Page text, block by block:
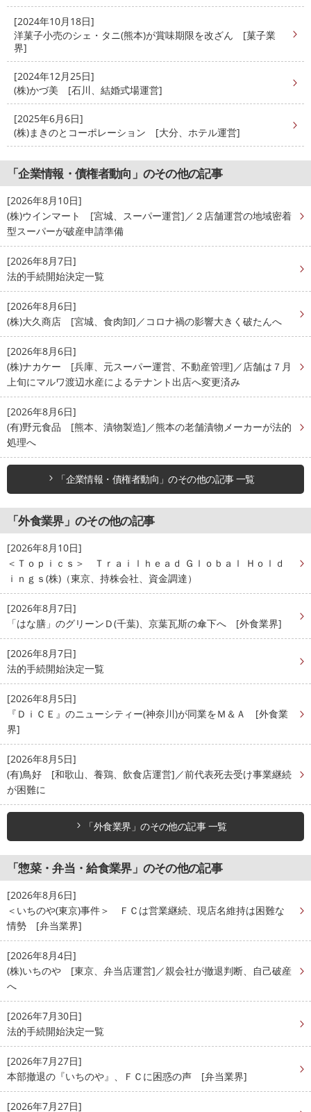
[2024年10月18日]
洋菓子小売のシェ・タニ(熊本)が賞味期限を改ざん [菓子業
界]
[2024年12月25日]
(株)かづ美 [石川、結婚式場運営]
[2025年6月6日]
(株)まきのとコーポレーション [大分、ホテル運営]
「企業情報・債権者動向」のその他の記事
[2026年8月10日]
(株)ウインマート [宮城、スーパー運営]／２店舗運営の地域密着
型スーパーが破産申請準備
[2026年8月7日]
法的手続開始決定一覧
[2026年8月6日]
(株)大久商店 [宮城、食肉卸]／コロナ禍の影響大きく破たんへ
[2026年8月6日]
(株)ナカケー [兵庫、元スーパー運営、不動産管理]／店舗は７月
上旬にマルワ渡辺水産によるテナント出店へ変更済み
[2026年8月6日]
(有)野元食品 [熊本、漬物製造]／熊本の老舗漬物メーカーが法的
処理へ
「企業情報・債権者動向」のその他の記事 一覧
「外食業界」のその他の記事
[2026年8月10日]
＜Ｔｏｐｉｃｓ＞ Ｔｒａｉｌｈｅａｄ Ｇｌｏｂａｌ Ｈｏｌｄ
ｉｎｇｓ(株)（東京、持株会社、資金調達）
[2026年8月7日]
「はな膳」のグリーンＤ(千葉)、京葉瓦斯の傘下へ [外食業界]
[2026年8月7日]
法的手続開始決定一覧
[2026年8月5日]
『ＤｉＣＥ』のニューシティー(神奈川)が同業をＭ＆Ａ [外食業
界]
[2026年8月5日]
(有)鳥好 [和歌山、養鶏、飲食店運営]／前代表死去受け事業継続
が困難に
「外食業界」のその他の記事 一覧
「惣菜・弁当・給食業界」のその他の記事
[2026年8月6日]
＜いちのや(東京)事件＞ ＦＣは営業継続、現店名維持は困難な
情勢 [弁当業界]
[2026年8月4日]
(株)いちのや [東京、弁当店運営]／親会社が撤退判断、自己破産
へ
[2026年7月30日]
法的手続開始決定一覧
[2026年7月27日]
本部撤退の『いちのや』、ＦＣに困惑の声 [弁当業界]
[2026年7月27日]